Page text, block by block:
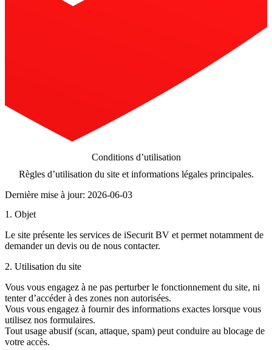
Conditions d’utilisation
Règles d’utilisation du site et informations légales principales.
Dernière mise à jour: 2026-06-03
1. Objet
Le site présente les services de iSecurit BV et permet notamment de
demander un devis ou de nous contacter.
2. Utilisation du site
Vous vous engagez à ne pas perturber le fonctionnement du site, ni
tenter d’accéder à des zones non autorisées.
Vous vous engagez à fournir des informations exactes lorsque vous
utilisez nos formulaires.
Tout usage abusif (scan, attaque, spam) peut conduire au blocage de
votre accès.